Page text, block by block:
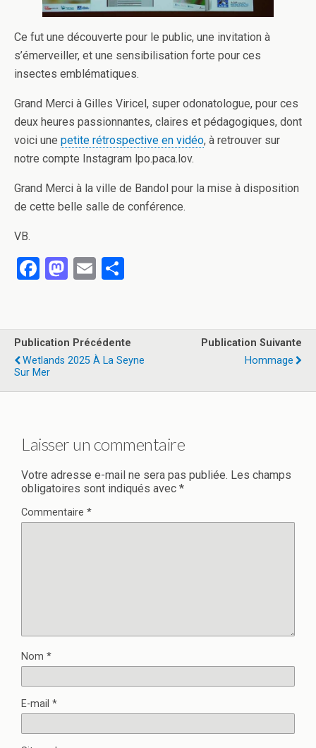
Ce fut une découverte pour le public, une invitation à
s’émerveiller, et une sensibilisation forte pour ces
insectes emblématiques.
Grand Merci à Gilles Viricel, super odonatologue, pour ces
deux heures passionnantes, claires et pédagogiques, dont
voici une petite rétrospective en vidéo, à retrouver sur
notre compte Instagram lpo.paca.lov.
Grand Merci à la ville de Bandol pour la mise à disposition
de cette belle salle de conférence.
VB.
F
b
o
o
M
o
d
E
g
er
Publication Précédente
Wetlands 2025 À La Seyne
Sur Mer
Publication Suivante
Hommage
Laisser un commentaire
Votre adresse e-mail ne sera pas publiée. Les champs
obligatoires sont indiqués avec *
Commentaire *
Nom *
E-mail *